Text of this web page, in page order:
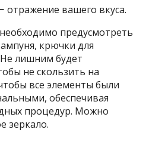
отражение вашего вкуса.
предусмотреть
крючки для
лишним будет
не скользить на
все элементы были
обеспечивая
процедур. Можно
зеркало.